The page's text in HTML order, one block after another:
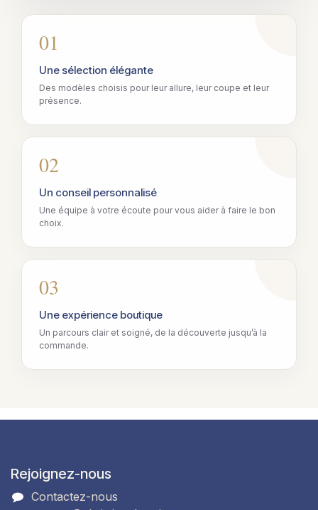
01
Une sélection élégante
Des modèles choisis pour leur allure, leur coupe et leur
présence.
02
Un conseil personnalisé
Une équipe à votre écoute pour vous aider à faire le bon
choix.
03
Une expérience boutique
Un parcours clair et soigné, de la découverte jusqu’à la
commande.
Rejoignez-nous
Contactez-nous